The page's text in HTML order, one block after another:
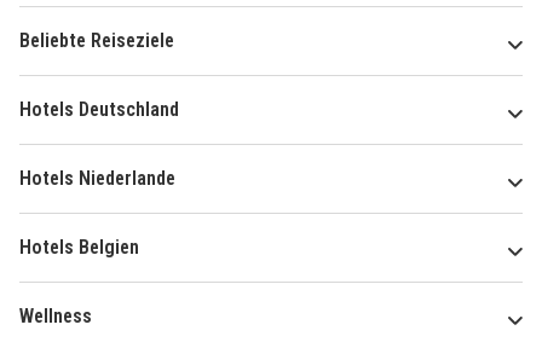
Beliebte Reiseziele
Hotels Deutschland
Hotels Niederlande
Hotels Belgien
Wellness